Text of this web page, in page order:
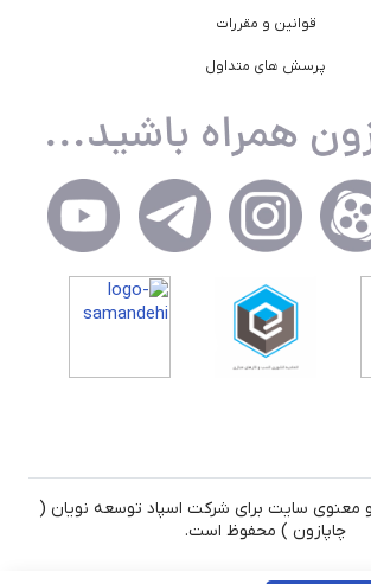
قوانین و مقررات
پرسش های متداول
معنوی سایت برای شرکت اسپاد توسعه نویان (
چاپازون ) محفوظ است.